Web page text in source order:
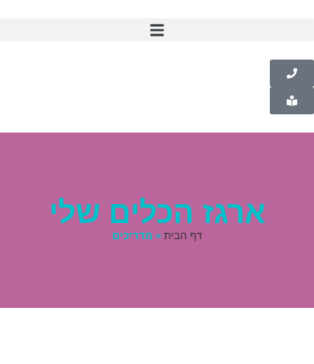
ארגז הכלים שלי
דף הבית » מדריכים